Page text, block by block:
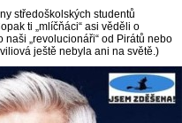
středoškolských studentů
ti „mlíčňáci“ asi věděli o
„revolucionáři“ od Pirátů nebo
ještě nebyla ani na světě.)